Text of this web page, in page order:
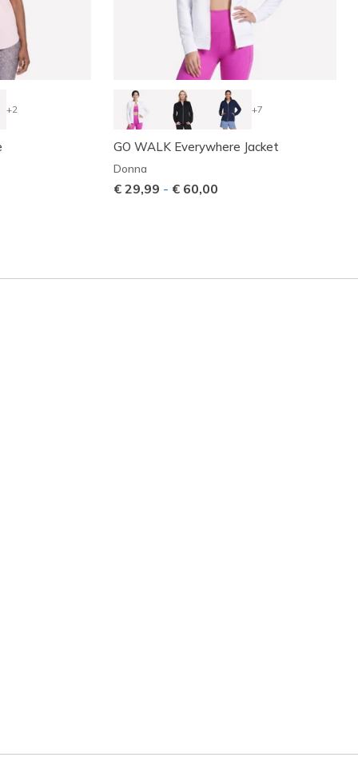
+2 +7
GO WALK Everywhere Jacket
Donna
€ 29,99 - € 60,00